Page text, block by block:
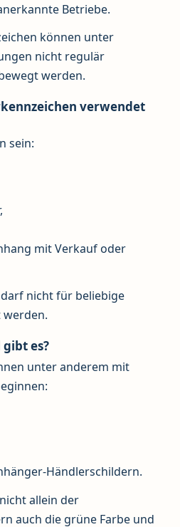
Betriebe.
können unter
nicht regulär
werden.
verwendet
sein:
mit Verkauf oder
nicht für beliebige
es?
unter anderem mit
Händlerschildern.
allein der
auch die grüne Farbe und